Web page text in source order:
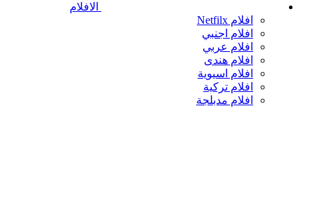
الافلام
افلام Netfilx
افلام اجنبي
افلام عربي
افلام هندى
افلام اسيوية
افلام تركية
افلام مدبلجة